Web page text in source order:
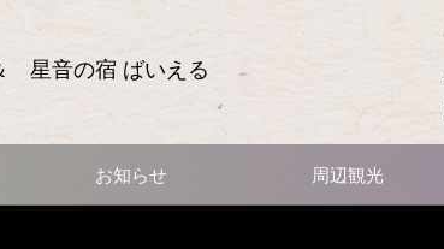
星音の宿 ばいえる
お知らせ 周辺観光